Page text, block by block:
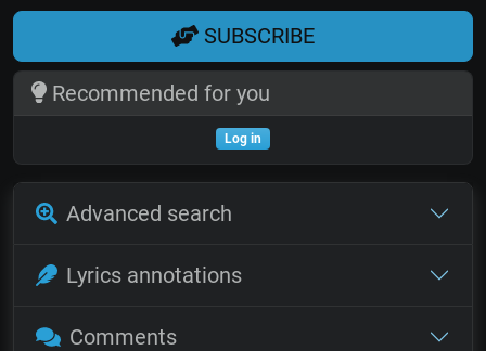
SUBSCRIBE
Recommended for you
Log in
Advanced search
Lyrics annotations
Comments